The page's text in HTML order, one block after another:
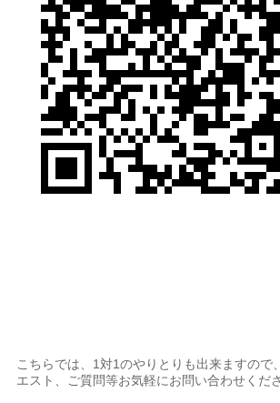
こちらでは、1対1のやりとりも出来ますので
エスト、ご質問等お気軽にお問い合わせくだ